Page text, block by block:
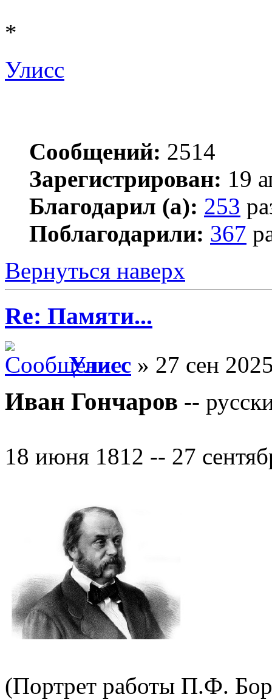
*
Улисс
Сообщений: 2514
Зарегистрирован: 19
Благодарил (а): 253
Поблагодарили: 367
Вернуться наверх
Re: Памяти...
Улисс » 27 сен
Иван Гончаров --
18 июня 1812 -- 27
(Портрет работы П.Ф.